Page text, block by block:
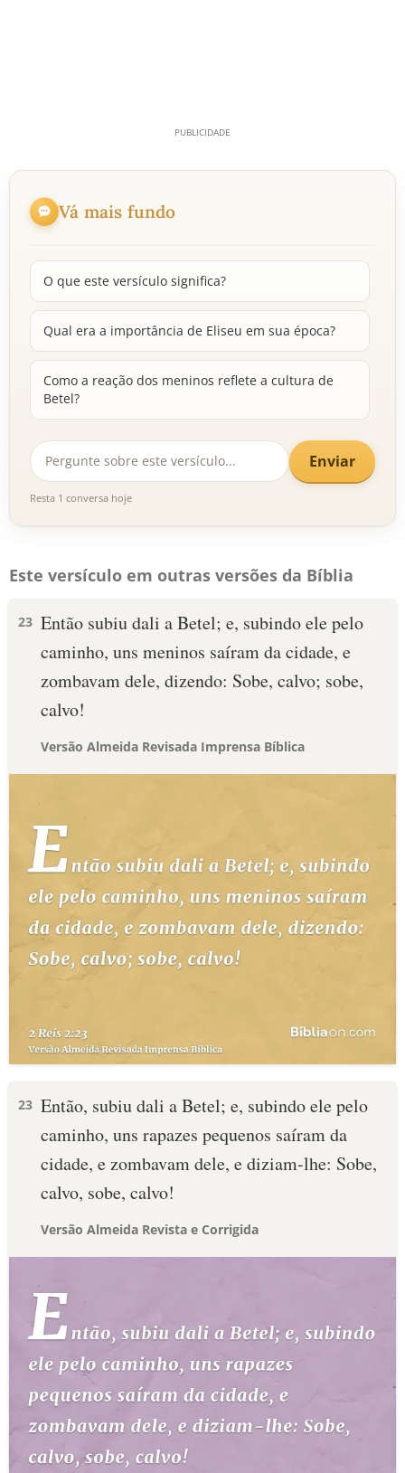
Vá mais fundo
O que este versículo significa?
Qual era a importância de Eliseu em sua época?
Como a reação dos meninos reflete a cultura de
Betel?
Enviar
Resta 1 conversa hoje
Este versículo em outras versões da Bíblia
23 Então subiu dali a Betel; e, subindo ele pelo
caminho, uns meninos saíram da cidade, e
zombavam dele, dizendo: Sobe, calvo; sobe,
calvo!
Versão Almeida Revisada Imprensa Bíblica
23 Então, subiu dali a Betel; e, subindo ele pelo
caminho, uns rapazes pequenos saíram da
cidade, e zombavam dele, e diziam-lhe: Sobe,
calvo, sobe, calvo!
Versão Almeida Revista e Corrigida